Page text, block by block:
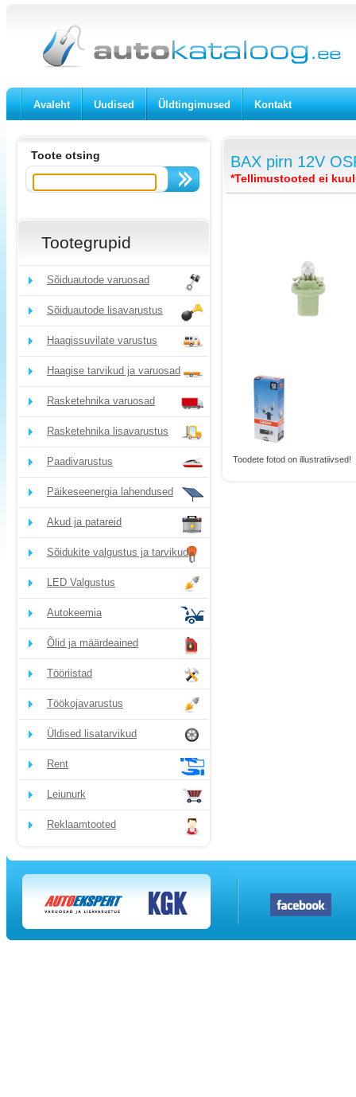
Avaleht Uudised Üldtingimused Kontakt
Toote otsing
Tootegrupid
Sõiduautode varuosad
Sõiduautode lisavarustus
Haagissuvilate varustus
Haagise tarvikud ja varuosad
Rasketehnika varuosad
Rasketehnika lisavarustus
Paadivarustus
Päikeseenergia lahendused
Akud ja patareid
Sõidukite valgustus ja tarvikud
LED Valgustus
Autokeemia
Õlid ja määrdeained
Tööriistad
Töökojavarustus
Üldised lisatarvikud
Rent
Leiunurk
Reklaamtooted
BAX pirn 12V
*Tellimustooted ei
Toodete fotod on illustratiivsed!